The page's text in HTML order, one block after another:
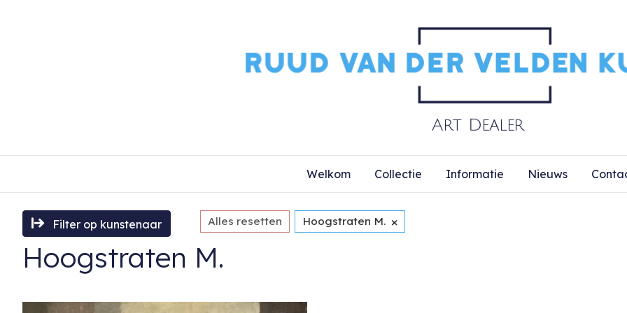
Welkom Collectie Informatie Nieuws
Filter op kunstenaar Alles resetten Hoogstraten M. ×
Hoogstraten M.